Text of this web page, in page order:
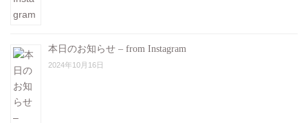
本日のお知らせ – from Instagram
2024年10月16日